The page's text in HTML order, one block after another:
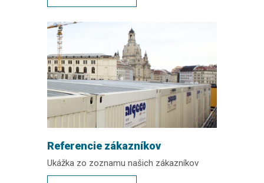
Referencie zákazníkov
Ukážka zo zoznamu našich zákazníkov